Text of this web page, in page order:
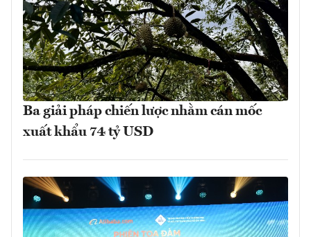
Ba giải pháp chiến lược nhằm cán mốc
xuất khẩu 74 tỷ USD